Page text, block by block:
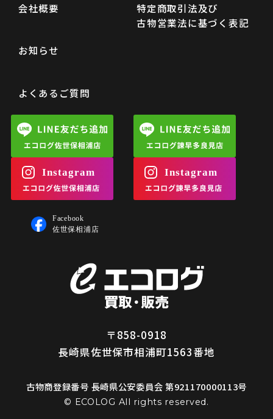
会社概要
お知らせ
よくあるご質問
特定商取引法及び
古物営業法に基づく表記
〒858-0918
長崎県佐世保市相浦町1563番地
古物商登録番号 長崎県公安委員会 第921170000113号
© ECOLOG All rights reserved.